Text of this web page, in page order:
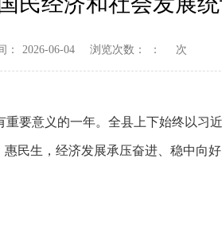
： 2026-06-04 浏览次数： ： 次
要意义的一年。全县上下始终以习
民生，经济发展承压奋进、稳中向